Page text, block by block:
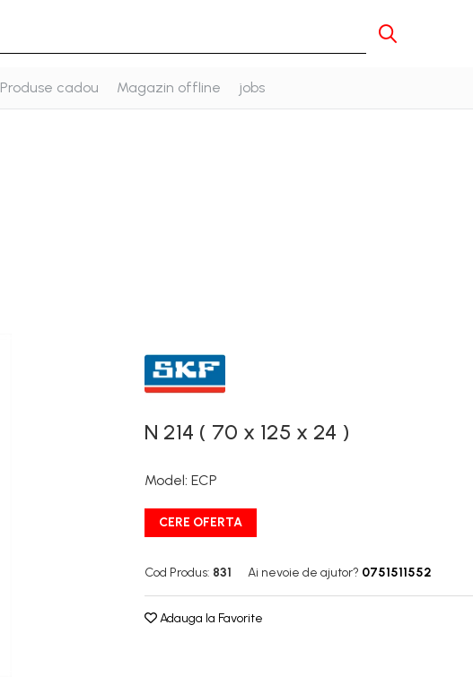
Produse cadou Magazin offline jobs
N 214 ( 70 x 125 x 24 )
Model: ECP
CERE OFERTA
Cod Produs: 831 Ai nevoie de ajutor? 0751511552
Adauga la Favorite